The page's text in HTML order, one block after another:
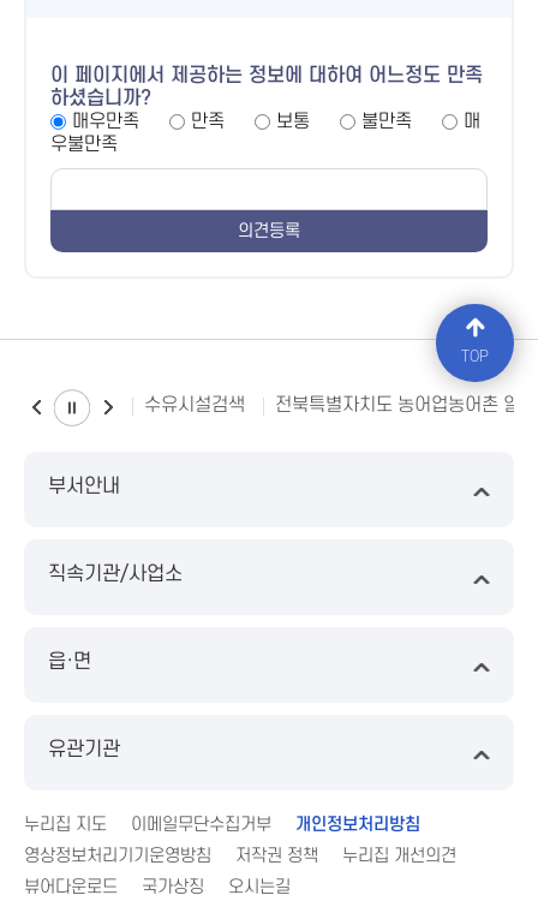
이 페이지에서 제공하는 정보에 대하여 어느정도 만족
하셨습니까?
매우만족
만족 보통 불만족
매
우불만족
수유시설검색 전북특별자치도 농어업농어촌 일
부서안내
직속기관/사업소
읍·면
유관기관
누리집 지도 이메일무단수집거부
개인정보처리방침
영상정보처리기기운영방침
저작권 정책
누리집 개선의견
뷰어다운로드
국가상징 오시는길
TOP